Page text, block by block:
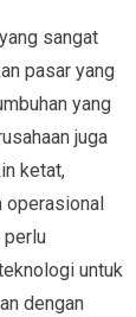
sangat
pasar yang
yang
juga
ketat,
operasional
perlu
untuk
dengan